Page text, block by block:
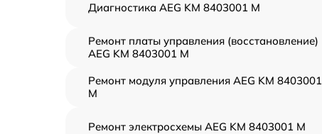
Диагностика AEG KM 8403001 M
Ремонт платы управления (восстановление)
AEG KM 8403001 M
Ремонт модуля управления AEG KM 8403001
M
Ремонт электросхемы AEG KM 8403001 M